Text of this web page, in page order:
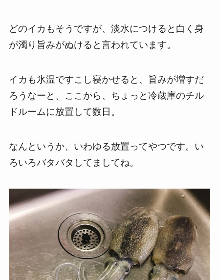
どのイカもそうですが、淡水につけると白く身
が濁り旨みがぬけると言われています。
イカも氷温ですこし寝かせると、旨みが増すだ
ろうなーと、ここから、ちょっと冷蔵庫のチル
ドルームに放置して数日。
なんというか、いわゆる放置ってやつです。い
ろいろバタバタしてましてね。